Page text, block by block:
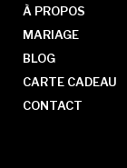
À PROPOS
MARIAGE
BLOG
CARTE CADEAU
CONTACT